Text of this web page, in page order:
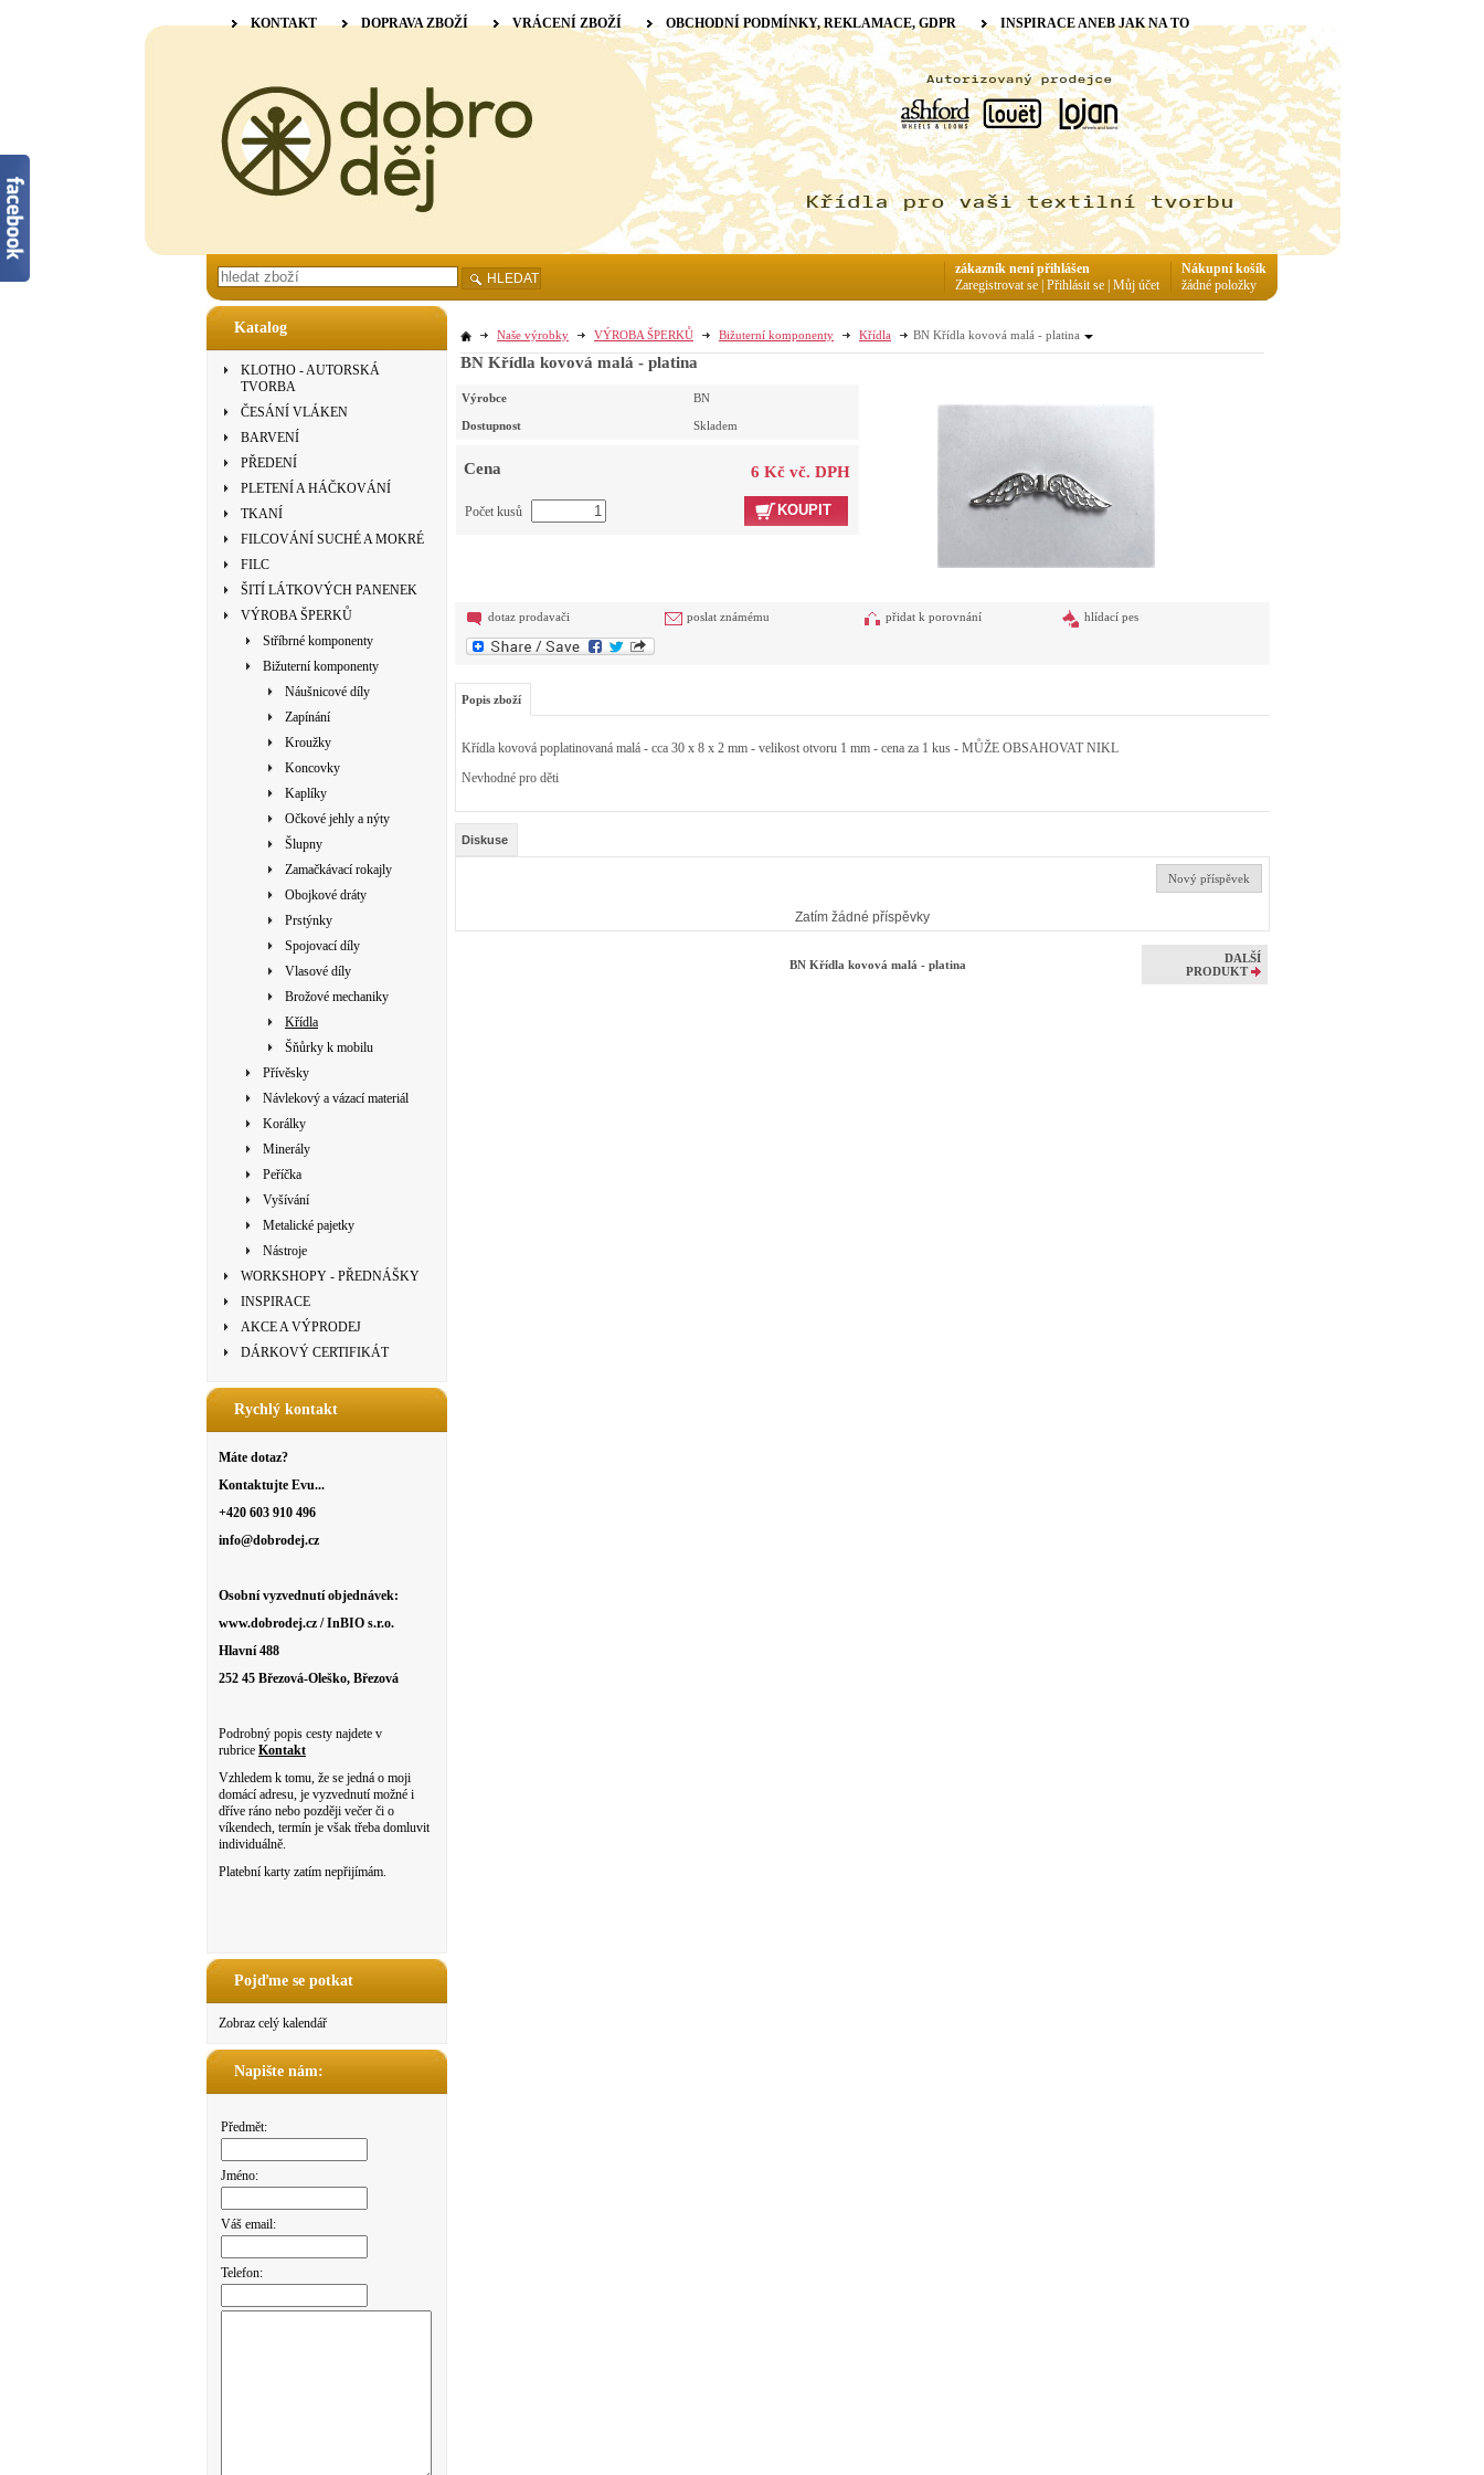
Katalog
KLOTHO - AUTORSKÁ
TVORBA
ČESÁNÍ VLÁKEN
BARVENÍ
PŘEDENÍ
PLETENÍ A HÁČKOVÁNÍ
TKANÍ
FILCOVÁNÍ SUCHÉ A MOKRÉ
FILC
ŠITÍ LÁTKOVÝCH PANENEK
VÝROBA ŠPERKŮ
Stříbrné komponenty
Bižuterní komponenty
Náušnicové díly
Zapínání
Kroužky
Koncovky
Kaplíky
Očkové jehly a nýty
Šlupny
Zamačkávací rokajly
Obojkové dráty
Prstýnky
Spojovací díly
Vlasové díly
Brožové mechaniky
Křídla
Šňůrky k mobilu
Přívěsky
Návlekový a vázací materiál
Korálky
Minerály
Peříčka
Vyšívání
Metalické pajetky
Nástroje
WORKSHOPY - PŘEDNÁŠKY
INSPIRACE
AKCE A VÝPRODEJ
DÁRKOVÝ CERTIFIKÁT
Rychlý kontakt
Máte dotaz?
Kontaktujte Evu...
+420 603 910 496
info@dobrodej.cz
Osobní vyzvednutí objednávek:
www.dobrodej.cz / InBIO s.r.o.
Hlavní 488
252 45 Březová-Oleško, Březová
Podrobný popis cesty najdete v
rubrice Kontakt
Vzhledem k tomu, že se jedná o moji
domácí adresu, je vyzvednutí možné i
dříve ráno nebo později večer či o
víkendech, termín je však třeba domluvit
individuálně.
Platební karty zatím nepřijímám.
Pojďme se potkat
Zobraz celý kalendář
Napište nám:
Předmět:
Jméno:
Váš email:
Telefon:
Naše výrobky VÝROBA ŠPERKŮ Bižuterní komponenty Křídla BN Křídla kovová malá - platina
BN Křídla kovová malá - platina
Výrobce BN
Dostupnost Skladem
Cena 6 Kč vč. DPH
KOUPIT
Počet kusů
dotaz prodavači poslat známému přidat k porovnání hlídací pes
Popis zboží
Křídla kovová poplatinovaná malá - cca 30 x 8 x 2 mm - velikost otvoru 1 mm - cena za 1 kus - MŮŽE OBSAHOVAT NIKL
Nevhodné pro děti
Diskuse
Nový příspěvek
Zatím žádné příspěvky
BN Křídla kovová malá - platina
DALŠÍ
PRODUKT
KONTAKT DOPRAVA ZBOŽÍ VRÁCENÍ ZBOŽÍ OBCHODNÍ PODMÍNKY, REKLAMACE, GDPR INSPIRACE ANEB JAK NA TO
HLEDAT
Nákupní košík
žádné položky
zákazník není přihlášen
Zaregistrovat se Přihlásit se Můj účet